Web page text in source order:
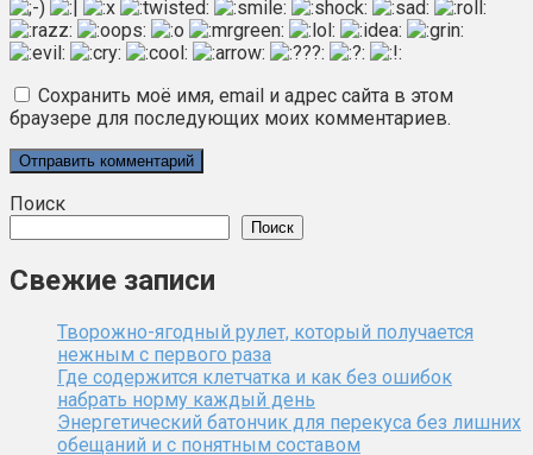
Сохранить моё имя, email и адрес сайта в этом
браузере для последующих моих комментариев.
Поиск
Поиск
Свежие записи
Творожно-ягодный рулет, который получается
нежным с первого раза
Где содержится клетчатка и как без ошибок
набрать норму каждый день
Энергетический батончик для перекуса без лишних
обещаний и с понятным составом